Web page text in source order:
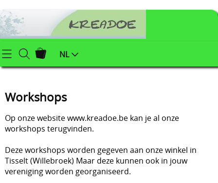
Startpagina
Klei (keramiek) benodigdheden
Afgewerkte juwelen
Juwelenonderdelen
Powertex (textielverharder)
Info
Contact
Mijn account
Workshops
NL
Workshops
Op onze website www.kreadoe.be kan je al onze
workshops terugvinden.
Deze workshops worden gegeven aan onze winkel in
Tisselt (Willebroek) Maar deze kunnen ook in jouw
vereniging worden georganiseerd.